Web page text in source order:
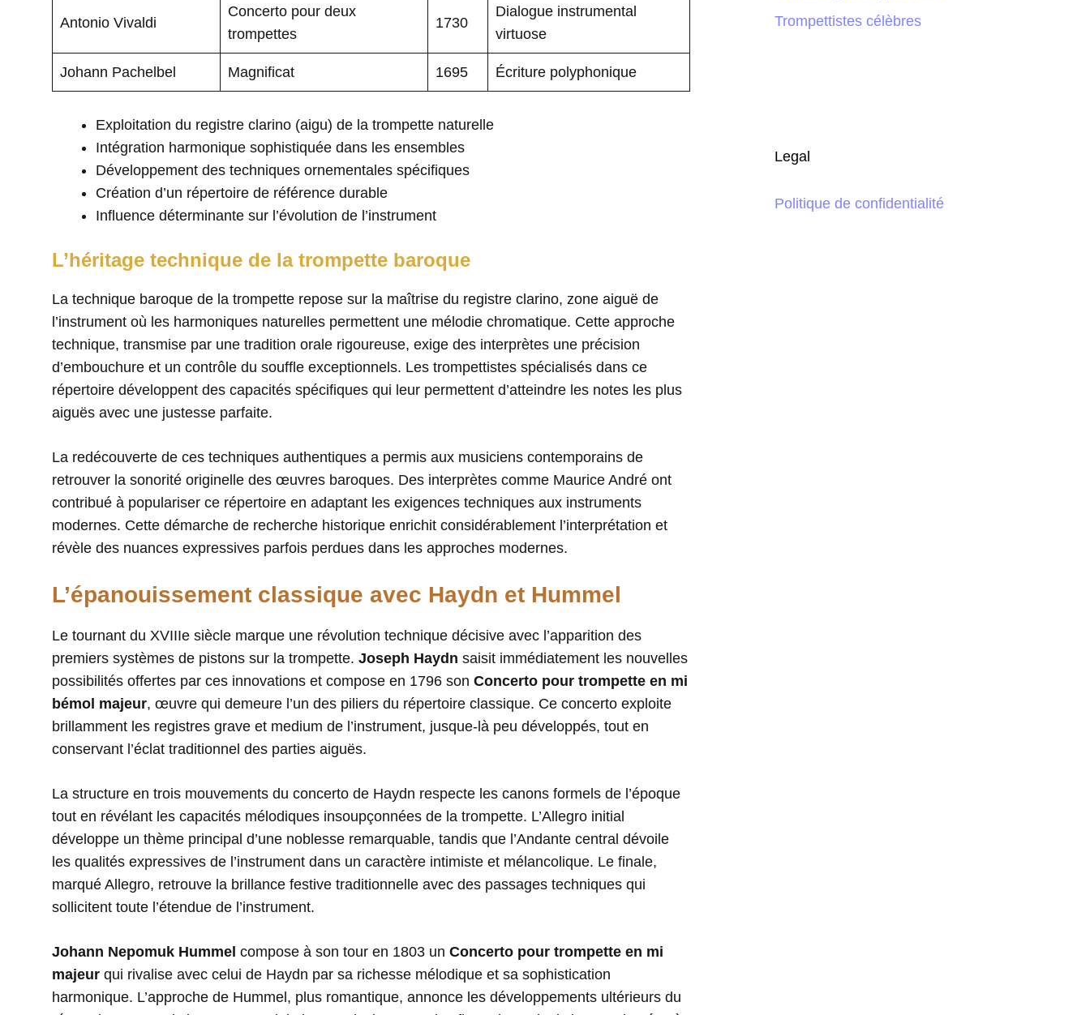
Antonio Vivaldi
Concerto pour deux
trompettes
1730
Dialogue instrumental
virtuose
Johann Pachelbel Magnificat 1695 Écriture polyphonique
Exploitation du registre clarino (aigu) de la trompette naturelle
Intégration harmonique sophistiquée dans les ensembles
Développement des techniques ornementales spécifiques
Création d’un répertoire de référence durable
Influence déterminante sur l’évolution de l’instrument
L’héritage technique de la trompette baroque
La technique baroque de la trompette repose sur la maîtrise du registre clarino, zone aiguë de
l’instrument où les harmoniques naturelles permettent une mélodie chromatique. Cette approche
technique, transmise par une tradition orale rigoureuse, exige des interprètes une précision
d’embouchure et un contrôle du souffle exceptionnels. Les trompettistes spécialisés dans ce
répertoire développent des capacités spécifiques qui leur permettent d’atteindre les notes les plus
aiguës avec une justesse parfaite.
La redécouverte de ces techniques authentiques a permis aux musiciens contemporains de
retrouver la sonorité originelle des œuvres baroques. Des interprètes comme Maurice André ont
contribué à populariser ce répertoire en adaptant les exigences techniques aux instruments
modernes. Cette démarche de recherche historique enrichit considérablement l’interprétation et
révèle des nuances expressives parfois perdues dans les approches modernes.
L’épanouissement classique avec Haydn et Hummel
Le tournant du XVIIIe siècle marque une révolution technique décisive avec l’apparition des
premiers systèmes de pistons sur la trompette. Joseph Haydn saisit immédiatement les nouvelles
possibilités offertes par ces innovations et compose en 1796 son Concerto pour trompette en mi
bémol majeur, œuvre qui demeure l’un des piliers du répertoire classique. Ce concerto exploite
brillamment les registres grave et medium de l’instrument, jusque-là peu développés, tout en
conservant l’éclat traditionnel des parties aiguës.
La structure en trois mouvements du concerto de Haydn respecte les canons formels de l’époque
tout en révélant les capacités mélodiques insoupçonnées de la trompette. L’Allegro initial
développe un thème principal d’une noblesse remarquable, tandis que l’Andante central dévoile
les qualités expressives de l’instrument dans un caractère intimiste et mélancolique. Le finale,
marqué Allegro, retrouve la brillance festive traditionnelle avec des passages techniques qui
sollicitent toute l’étendue de l’instrument.
Johann Nepomuk Hummel compose à son tour en 1803 un Concerto pour trompette en mi
majeur qui rivalise avec celui de Haydn par sa richesse mélodique et sa sophistication
harmonique. L’approche de Hummel, plus romantique, annonce les développements ultérieurs du
Trompettistes célèbres
Legal
Politique de confidentialité